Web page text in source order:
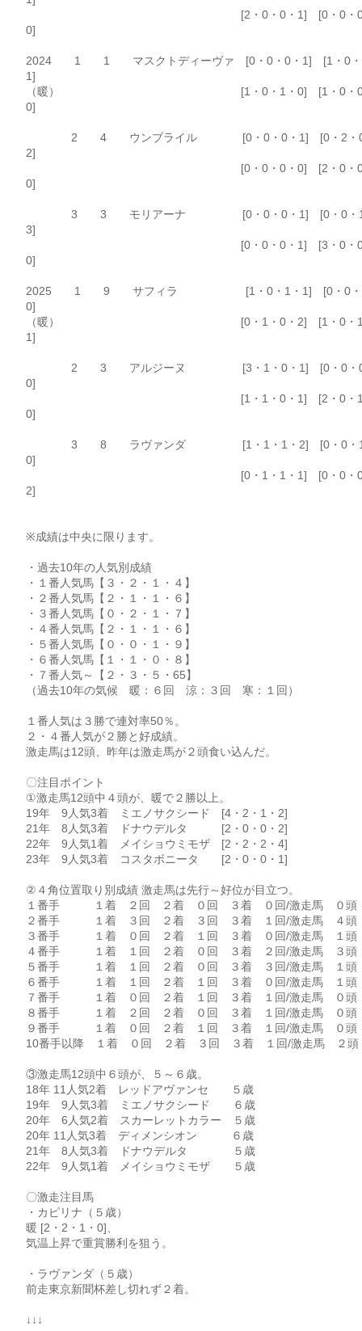
[2・0・0・1] [0・0・0
0]
2024 1 1 マスクトディーヴァ [0・0・0・1] [1・0・
1]
（暖） [1・0・1・0] [1・0・0
0]
2 4 ウンブライル [0・0・0・1] [0・2・0
2]
[0・0・0・0] [2・0・0
0]
3 3 モリアーナ [0・0・0・1] [0・0・1
3]
[0・0・0・1] [3・0・0
0]
2025 1 9 サフィラ [1・0・1・1] [0・0・
0]
（暖） [0・1・0・2] [1・0・1
1]
2 3 アルジーヌ [3・1・0・1] [0・0・0
0]
[1・1・0・1] [2・0・1
0]
3 8 ラヴァンダ [1・1・1・2] [0・0・1
0]
[0・1・1・1] [0・0・0
2]
※成績は中央に限ります。
・過去10年の人気別成績
・１番人気馬【３・２・１・４】
・２番人気馬【２・１・１・６】
・３番人気馬【０・２・１・７】
・４番人気馬【２・１・１・６】
・５番人気馬【０・０・１・９】
・６番人気馬【１・１・０・８】
・７番人気～【２・３・５・65】
（過去10年の気候 暖：６回 涼：３回 寒：１回）
１番人気は３勝で連対率50％。
２・４番人気が２勝と好成績。
激走馬は12頭、昨年は激走馬が２頭食い込んだ。
〇注目ポイント
①激走馬12頭中４頭が、暖で２勝以上。
19年 9人気3着 ミエノサクシード [4・2・1・2]
21年 8人気3着 ドナウデルタ [2・0・0・2]
22年 9人気1着 メイショウミモザ [2・2・2・4]
23年 9人気3着 コスタボニータ [2・0・0・1]
②４角位置取り別成績 激走馬は先行～好位が目立つ。
１番手 １着 ２回 ２着 ０回 ３着 ０回/激走馬 ０頭
２番手 １着 ３回 ２着 ３回 ３着 １回/激走馬 ４頭
３番手 １着 ０回 ２着 １回 ３着 ０回/激走馬 １頭
４番手 １着 １回 ２着 ０回 ３着 ２回/激走馬 ３頭
５番手 １着 １回 ２着 ０回 ３着 ３回/激走馬 １頭
６番手 １着 １回 ２着 １回 ３着 ０回/激走馬 １頭
７番手 １着 ０回 ２着 １回 ３着 １回/激走馬 ０頭
８番手 １着 ２回 ２着 ０回 ３着 １回/激走馬 ０頭
９番手 １着 ０回 ２着 １回 ３着 １回/激走馬 ０頭
10番手以降 １着 ０回 ２着 ３回 ３着 １回/激走馬 ２頭
③激走馬12頭中６頭が、５～６歳。
18年 11人気2着 レッドアヴァンセ ５歳
19年 9人気3着 ミエノサクシード ６歳
20年 6人気2着 スカーレットカラー ５歳
20年 11人気3着 ディメンシオン ６歳
21年 8人気3着 ドナウデルタ ５歳
22年 9人気1着 メイショウミモザ ５歳
〇激走注目馬
・カピリナ（５歳）
暖 [2・2・1・0]、
気温上昇で重賞勝利を狙う。
・ラヴァンダ（５歳）
前走東京新聞杯差し切れず２着。
↓↓↓